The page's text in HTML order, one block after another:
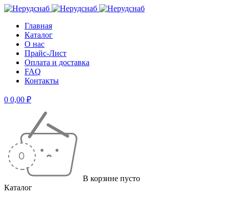
Главная
Каталог
О нас
Прайс-Лист
Оплата и доставка
FAQ
Контакты
0 0,00 ₽
В корзине пусто
Каталог